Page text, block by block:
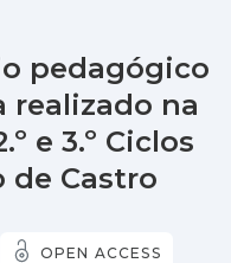
pedagógico
realizado na
e 3.º Ciclos
de Castro
OPEN ACCESS